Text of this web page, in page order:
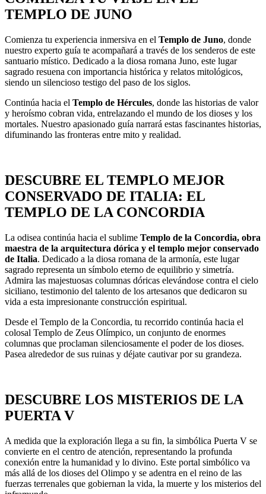
TEMPLO DE JUNO
Comienza tu experiencia inmersiva en el Templo de Juno, donde
nuestro experto guía te acompañará a través de los senderos de este
santuario místico. Dedicado a la diosa romana Juno, este lugar
sagrado resuena con importancia histórica y relatos mitológicos,
siendo un silencioso testigo del paso de los siglos.
Continúa hacia el Templo de Hércules, donde las historias de valor
y heroísmo cobran vida, entrelazando el mundo de los dioses y los
mortales. Nuestro apasionado guía narrará estas fascinantes historias,
difuminando las fronteras entre mito y realidad.
DESCUBRE EL TEMPLO MEJOR
CONSERVADO DE ITALIA: EL
TEMPLO DE LA CONCORDIA
La odisea continúa hacia el sublime Templo de la Concordia, obra
maestra de la arquitectura dórica y el templo mejor conservado
de Italia. Dedicado a la diosa romana de la armonía, este lugar
sagrado representa un símbolo eterno de equilibrio y simetría.
Admira las majestuosas columnas dóricas elevándose contra el cielo
siciliano, testimonio del talento de los artesanos que dedicaron su
vida a esta impresionante construcción espiritual.
Desde el Templo de la Concordia, tu recorrido continúa hacia el
colosal Templo de Zeus Olímpico, un conjunto de enormes
columnas que proclaman silenciosamente el poder de los dioses.
Pasea alrededor de sus ruinas y déjate cautivar por su grandeza.
DESCUBRE LOS MISTERIOS DE LA
PUERTA V
A medida que la exploración llega a su fin, la simbólica Puerta V se
convierte en el centro de atención, representando la profunda
conexión entre la humanidad y lo divino. Este portal simbólico va
más allá de los dioses del Olimpo y se adentra en el reino de las
fuerzas terrenales que gobiernan la vida, la muerte y los misterios del